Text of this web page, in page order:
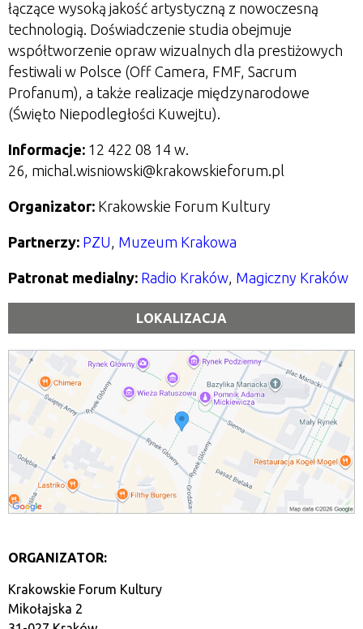
łączące wysoką jakość artystyczną z nowoczesną
technologią. Doświadczenie studia obejmuje
współtworzenie opraw wizualnych dla prestiżowych
festiwali w Polsce (Off Camera, FMF, Sacrum
Profanum), a także realizacje międzynarodowe
(Święto Niepodległości Kuwejtu).
Informacje: 12 422 08 14 w.
26, michal.wisniowski@krakowskieforum.pl
Organizator: Krakowskie Forum Kultury
Partnerzy: PZU, Muzeum Krakowa
Patronat medialny: Radio Kraków, Magiczny Kraków
LOKALIZACJA
ORGANIZATOR:
Krakowskie Forum Kultury
Mikołajska 2